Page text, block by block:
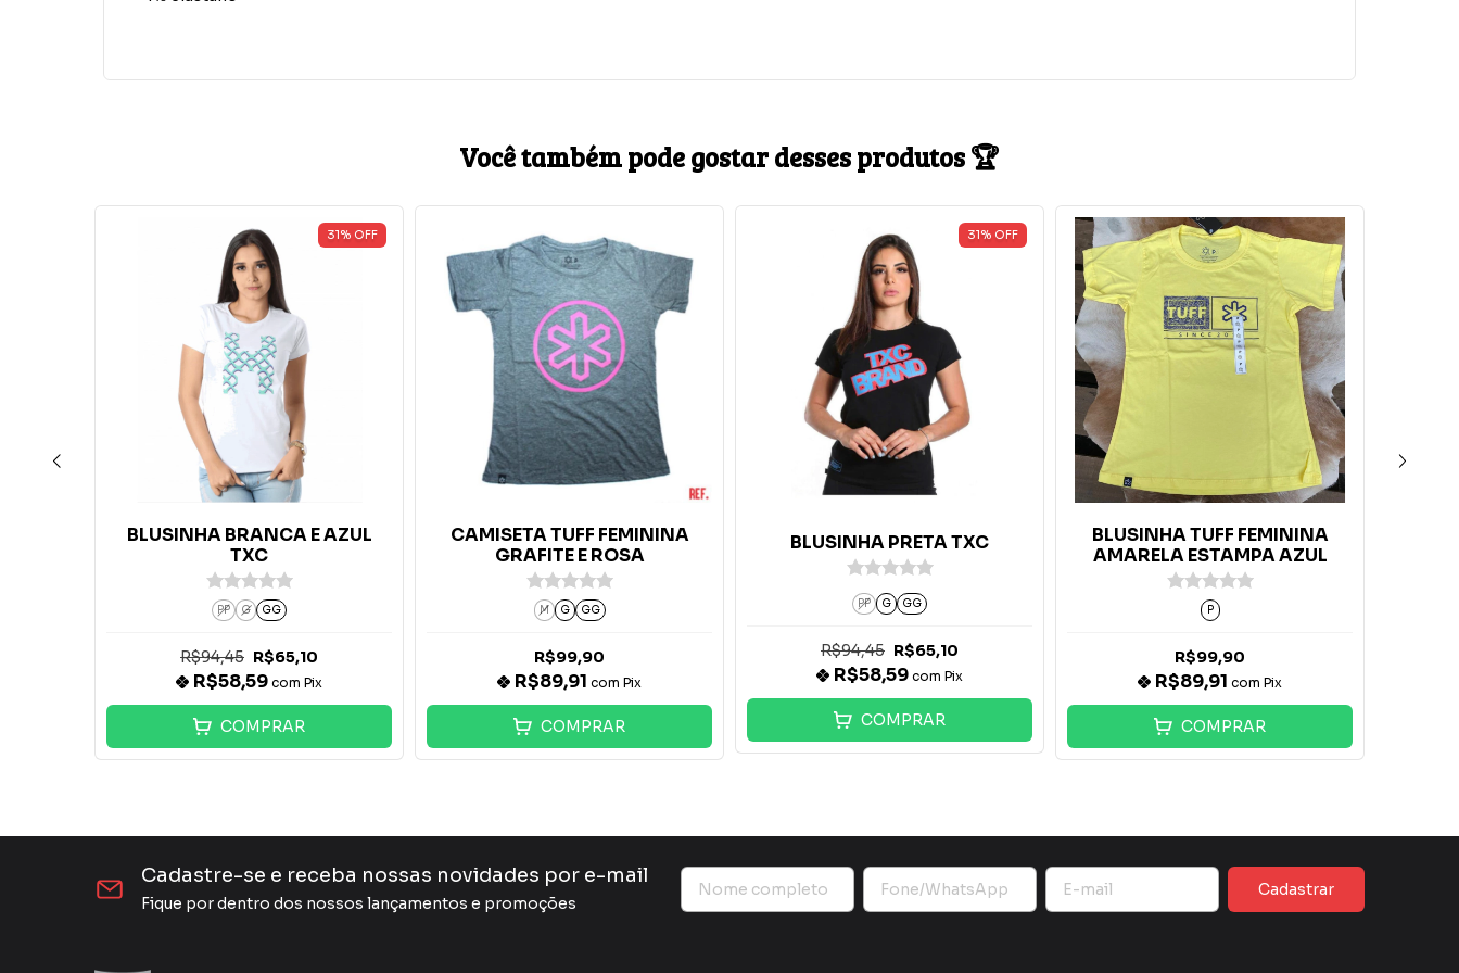
Você também pode gostar desses produtos 🏆
31% OFF
BLUSINHA BRANCA E AZUL
TXC
PP G GG
R$94,45 R$65,10
R$58,59 com Pix
COMPRAR
CAMISETA TUFF FEMININA
GRAFITE E ROSA
M G GG
R$99,90
R$89,91 com Pix
COMPRAR
31% OFF
BLUSINHA PRETA TXC
PP G GG
R$94,45 R$65,10
R$58,59 com Pix
COMPRAR
BLUSINHA TUFF FEMININA
AMARELA ESTAMPA AZUL
P
R$99,90
R$89,91 com Pix
COMPRAR
Cadastre-se e receba nossas novidades por e-mail
Fique por dentro dos nossos lançamentos e promoções